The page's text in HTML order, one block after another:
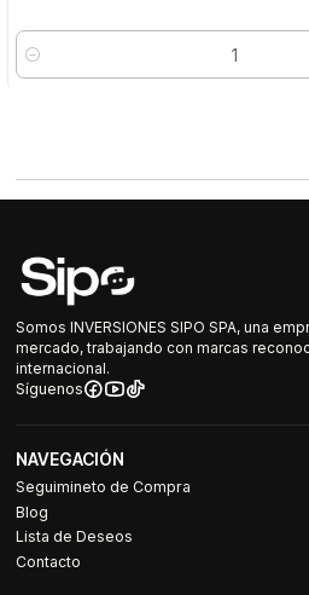
Cantidad
Somos INVERSIONES SIPO SPA, una
mercado, trabajando con marcas
internacional.
Síguenos
NAVEGACIÓN
Seguimineto de Compra
Blog
Lista de Deseos
Contacto